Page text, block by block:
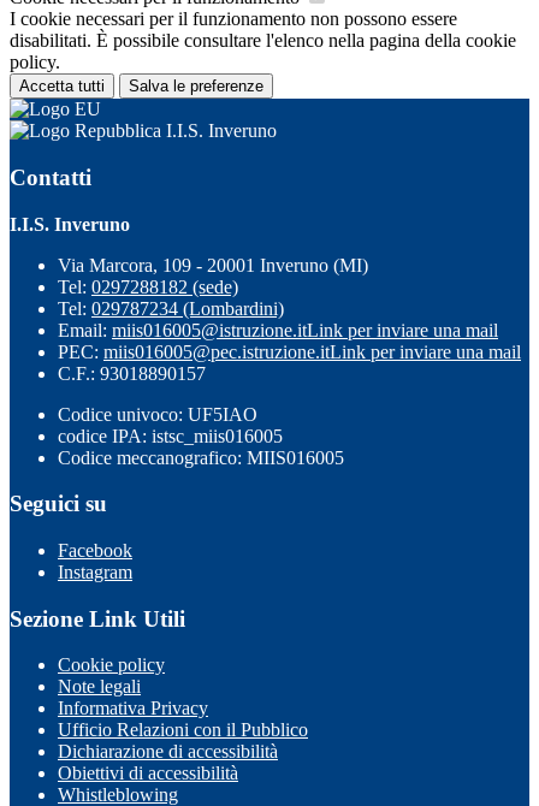
I cookie necessari per il funzionamento non possono essere
disabilitati. È possibile consultare l'elenco nella pagina della cookie
policy.
Accetta tutti Salva le preferenze
I.I.S. Inveruno
Contatti
I.I.S. Inveruno
Via Marcora, 109 - 20001 Inveruno (MI)
Tel: 0297288182 (sede)
Tel: 029787234 (Lombardini)
Email: miis016005@istruzione.itLink per inviare una mail
PEC: miis016005@pec.istruzione.itLink per inviare una mail
C.F.: 93018890157
Codice univoco: UF5IAO
codice IPA: istsc_miis016005
Codice meccanografico: MIIS016005
Seguici su
Facebook
Instagram
Sezione Link Utili
Cookie policy
Note legali
Informativa Privacy
Ufficio Relazioni con il Pubblico
Dichiarazione di accessibilità
Obiettivi di accessibilità
Whistleblowing